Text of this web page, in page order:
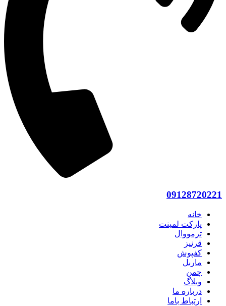
09128720221
خانه
پارکت لمینت
ترمووال
قرنیز
کفپوش
ماربل
چمن
وبلاگ
درباره ما
ارتباط باما